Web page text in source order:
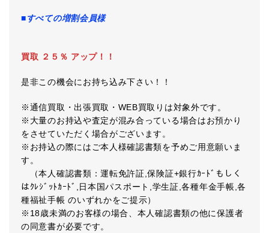
■すべての増割会員様
買取 ２５％ アップ！！
是非この機会にお持ち込み下さい！！
※通信買取・出張買取・WEB買取りは対象外です。
※大量のお持込や査定が混み合っている場合はお預かり
をさせていただく場合がございます。
※お持込の際にはご本人様確認書類を予めご用意願いま
す。
（本人確認書類：運転免許証,保険証+銀行ｶｰﾄﾞもしく
はｸﾚｼﾞｯﾄｶｰﾄﾞ,日本国パスポート,学生証,各種年金手帳,各
種福祉手帳 のいずれかをご提示）
※18歳未満のお客様の場合、本人確認書類の他に保護者
の同意書が必要です。